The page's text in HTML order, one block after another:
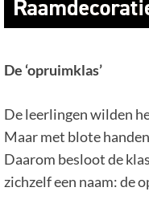
De ‘opruimklas’
De leerlingen wilden
Maar met blote
Daarom besloot de
zichzelf een naam: de